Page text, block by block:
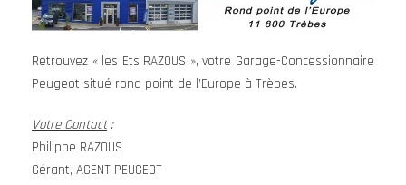
Retrouvez « les Ets RAZOUS », votre Garage-Concessionnaire
Peugeot situé rond point de l’Europe à Trèbes.
Votre Contact:
Philippe RAZOUS
Gérant, AGENT PEUGEOT